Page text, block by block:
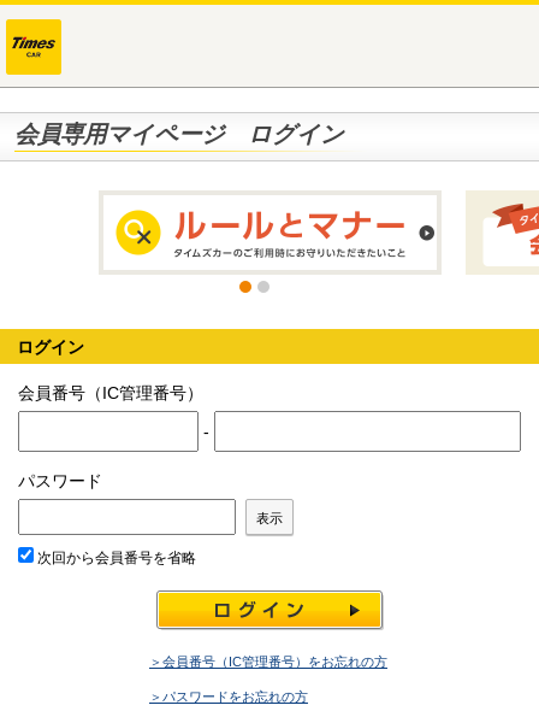
会員専用マイページ ログイン
ログイン
会員番号（IC管理番号）
-
パスワード
次回から会員番号を省略
＞会員番号（IC管理番号）をお忘れの方
＞パスワードをお忘れの方